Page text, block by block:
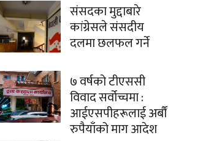
संसदका मुद्दाबारे
कांग्रेसले संसदीय
दलमा छलफल गर्ने
७ वर्षको टीएससी
विवाद सर्वोच्चमा :
आईएसपीहरूलाई अर्बौं
रुपैयाँको माग आदेश